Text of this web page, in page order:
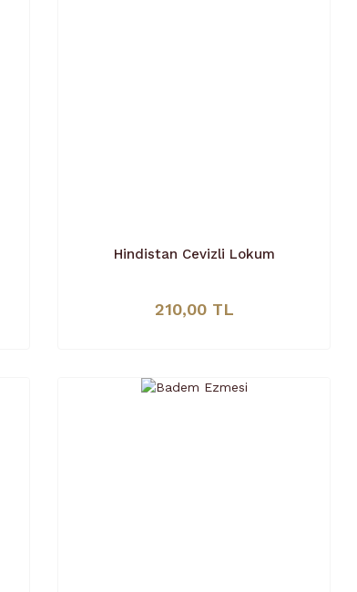
Hindistan Cevizli Lokum
210,00 TL